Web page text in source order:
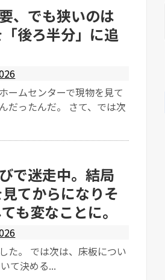
、でも狭いのは
後ろ半分」に追
ームセンターで現物を見て
だったんだ。 さて、では次
で迷走中。結局
てからになりそ
も変なことに。
た。 では次は、床板につい
て決める...